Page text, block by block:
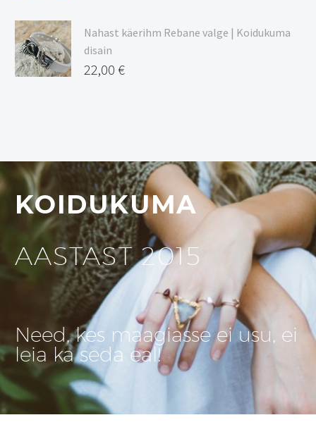
Nahast käerihm Rebane valge | Koidukuma
disain
22,00 €
KOIDUKUMA
AASTAST 2015
Need, kes maagiasse ei usu, ei
leia ka seda eal!